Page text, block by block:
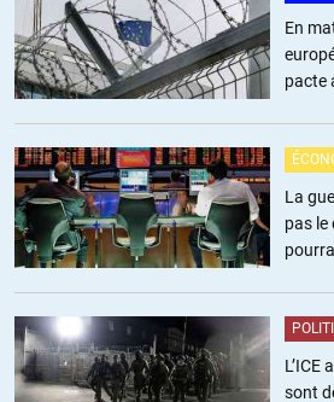
Pourquoi deux articles sur une candidate
Cette Marina n’a plus aucune importance.
Alors qu’on annonce un « week-end Brésil »
on est mal informé sur ce qui se passe.
C’est le moins que l’on puisse dire…
L’Ukraine aussi vote, si cela intéresse
ALERTER
Norbert//25.10.2014 à 21h10
En
pacte
La
pas le
L’ICE
sont